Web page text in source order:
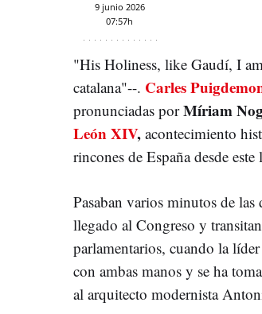
9 junio 2026
07:57h
"His Holiness, like Gaudí, I
catalana"--. Carles
pronunciadas porMíriam
León XIV, acontecimiento
rincones de España desde este
Pasaban varios minutos de
llegado al Congreso y
parlamentarios, cuando la
con ambas manos y se ha
al arquitecto modernista